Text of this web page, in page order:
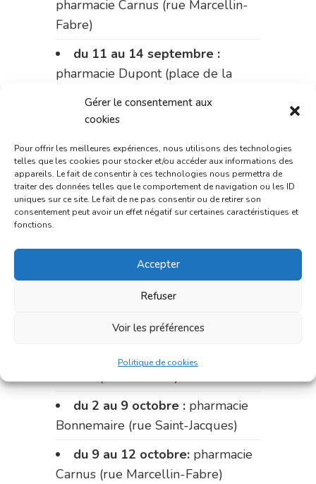
Gérer le consentement aux
cookies
Pour offrir les meilleures expériences, nous utilisons des technologies
telles que les cookies pour stocker et/ou accéder aux informations des
appareils. Le fait de consentir à ces technologies nous permettra de
traiter des données telles que le comportement de navigation ou les ID
uniques sur ce site. Le fait de ne pas consentir ou de retirer son
consentement peut avoir un effet négatif sur certaines caractéristiques et
fonctions.
Accepter
Refuser
Voir les préférences
Politique de cookies
pharmacie Carnus (rue Marcellin-
Fabre)
du 11 au 14 septembre :
pharmacie Dupont (place de la
République)
Le 14 septembre :
Charignon-Dumas (La Fouillade)
du 14 au 18 septembre :
pharmacie Palobart (Laguépie)
du 18 au 25 septembre :
du 25 au 28 septembre :
pharmacie du marché (2 allées
Du 28 septembre au 1er
pharmacie Charignon-
du 2 au 9 octobre : pharmacie
Bonnemaire (rue Saint-Jacques)
du 9 au 12 octobre: pharmacie
Carnus (rue Marcellin-Fabre)